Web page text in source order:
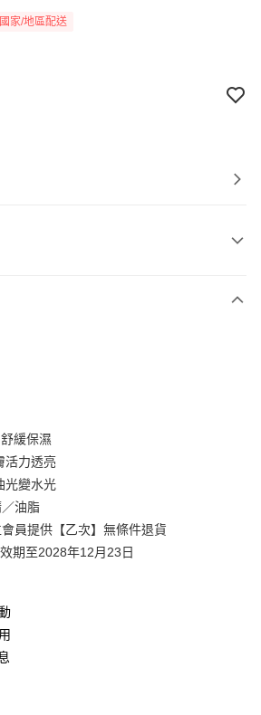
國家/地區配送
台灣大哥大用戶可立即使用無須另外申請。
期」，訂單成立後會自動跳轉到大哥付的交易
緩保濕
活力透亮
光變水光
油脂
員提供【乙次】無條件退貨
期至2028年12月23日